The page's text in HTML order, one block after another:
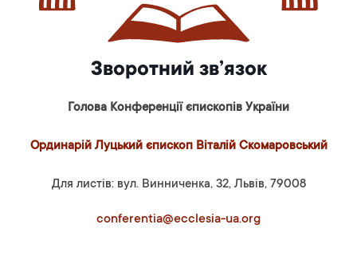
Зворотний зв’язок
Голова Конференції єпископів України
Ординарій Луцький єпископ Віталій Скомаровський
Для листів: вул. Винниченка, 32, Львів, 79008
conferentia@ecclesia-ua.org